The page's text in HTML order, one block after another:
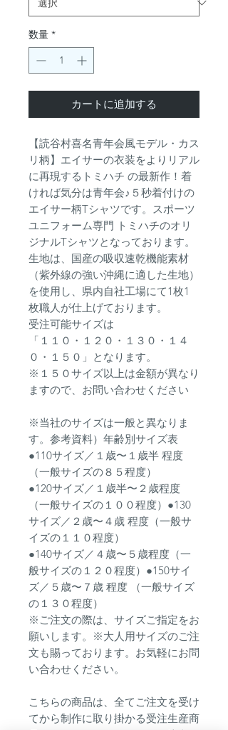
数量 *
カートに追加する
【読谷村喜名青年会風モデル・カス
リ柄】エイサーの衣装をよりリアル
に再現するトミハチ の最新作！着
ければ気分は青年会♪５秒着付けの
エイサー柄Tシャツです。スポーツ
ユニフォーム専門 トミハチのオリ
ジナルTシャツとなっております。
生地は、国産の吸収速乾機能素材
（紫外線の強い沖縄に適した生地）
を使用し、県内自社工場にて1枚1
枚職人が仕上げております。
受注可能サイズは
「１１０・１２０・１３０・１４
０・１５０」となります。
※１５０サイズ以上は金額が異なり
ますので、お問い合わせください
※当社のサイズは一般と異なりま
す。参考資料）年齢別サイズ表
●110サイズ／１歳〜１歳半 程度
（一般サイズの８５程度）
●120サイズ／１歳半〜２歳程度
（一般サイズの１００程度）●130
サイズ／２歳〜４歳 程度（一般サ
イズの１１０程度）
●140サイズ／４歳〜５歳程度（一
般サイズの１２０程度）●150サイ
ズ／５歳〜７歳 程度 （一般サイズ
の１３０程度）
※ご注文の際は、サイズご指定をお
願いします。※大人用サイズのご注
文も賜っております。お気軽にお問
い合わせください。
こちらの商品は、全てご注文を受け
てから制作に取り掛かる受注生産商